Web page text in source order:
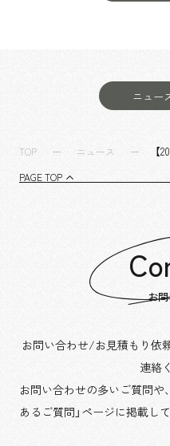
ニュー
TOP ニュース 【
PAGE TOP
お
お問い合わせ/お見積もり依
連絡
お問い合わせの多いご質問や
あるご質問」ページに掲載し